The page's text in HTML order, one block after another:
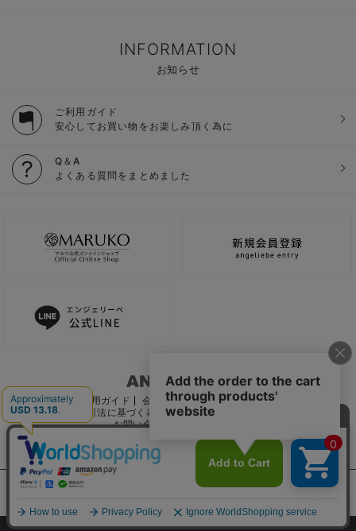
INFORMATION
お知らせ
ご利用ガイド
安心してお買い物をお楽しみ頂く為に
Q＆A
よくある質問をまとめました
ご利用ガイド 会社概要 電子公告
利用規約
特定商取引法に基づく表記
個人情報保護方針
お問い合わせ
サイト内の文章、画像などの著作物はマルコ株式会社に属します。
©2022 MARUKO CO., LTD.